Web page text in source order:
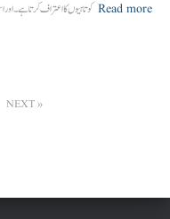
کوتاہیوں کا اعتراف کرتا ہے۔ Read more
NEXT